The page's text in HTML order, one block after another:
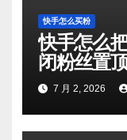
快手怎么买粉
快手怎么
闭粉丝置
7 月 2, 2026